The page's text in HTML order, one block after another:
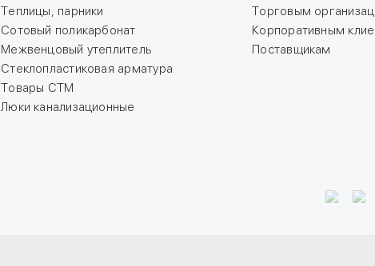
Теплицы, парники
Сотовый поликарбонат
Межвенцовый утеплитель
Стеклопластиковая арматура
Товары СТМ
Люки канализационные
Торговым
Корпоративным
Поставщикам